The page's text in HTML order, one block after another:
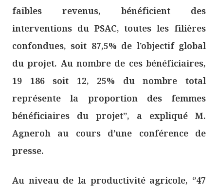
faibles revenus, bénéficient des
interventions du PSAC, toutes les filières
confondues, soit 87,5% de l’objectif global
du projet. Au nombre de ces bénéficiaires,
19 186 soit 12, 25% du nombre total
représente la proportion des femmes
bénéficiaires du projet’’, a expliqué M.
Agneroh au cours d’une conférence de
presse.
Au niveau de la productivité agricole, ‘’47